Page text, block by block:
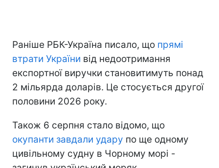
Раніше РБК-Україна писало, що прямі
втрати України від недоотримання
експортної виручки становитимуть понад
2 мільярда доларів. Це стосується другої
половини 2026 року.
Також 6 серпня стало відомо, що
окупанти завдали удару по ще одному
цивільному судну в Чорному морі -